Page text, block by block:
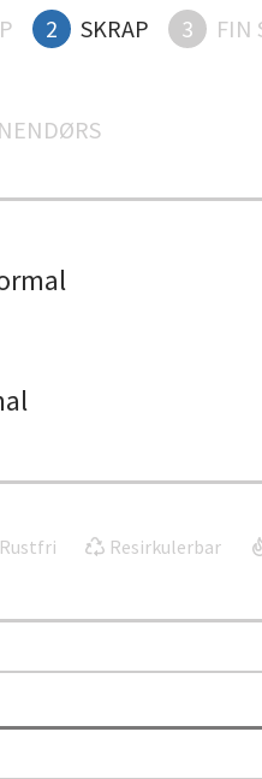
2 SKRAP 3 FIN
Rustfri Resirkulerbar